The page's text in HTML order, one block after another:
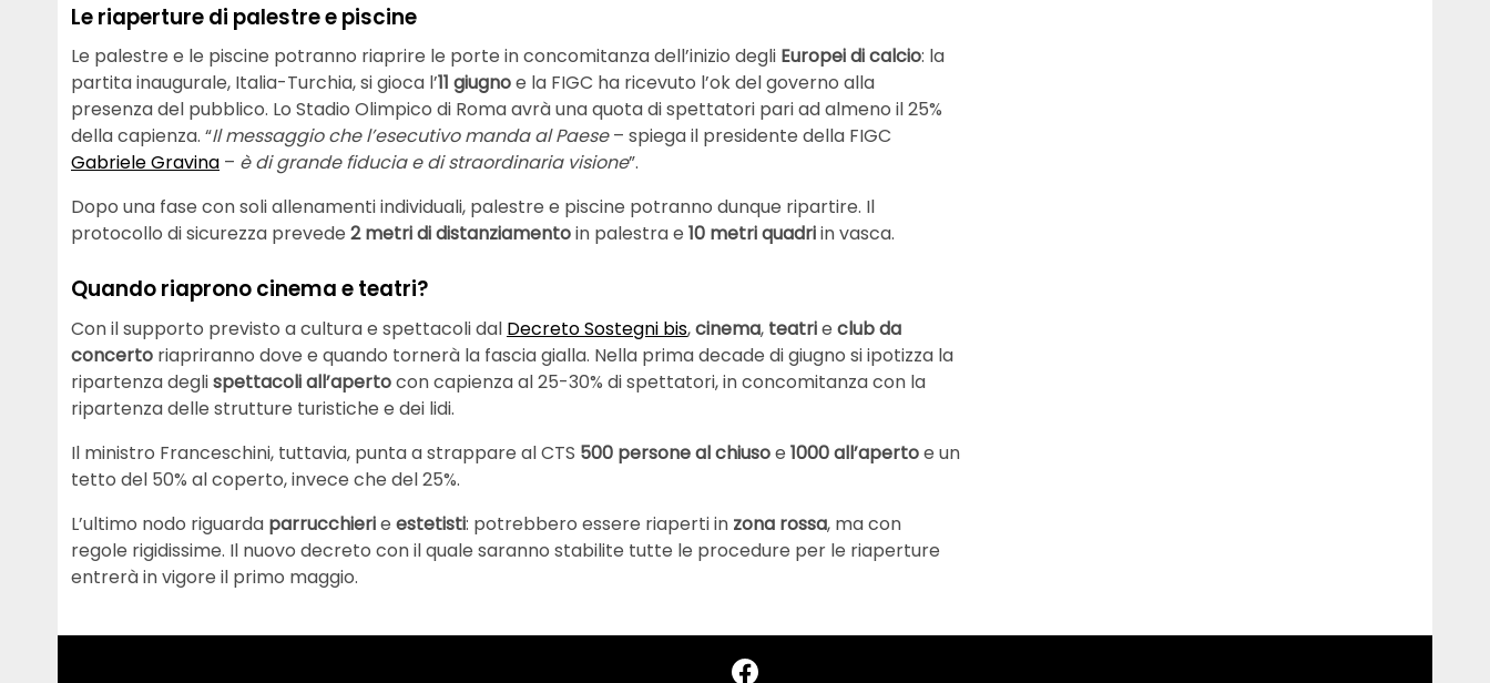
Le riaperture di palestre e piscine
Le palestre e le piscine potranno riaprire le porte in concomitanza dell’inizio degli Europei di calcio: la
partita inaugurale, Italia-Turchia, si gioca l’11 giugnoe la FIGC ha ricevuto l’ok del governo alla
presenza del pubblico. Lo Stadio Olimpico di Roma avrà una quota di spettatori pari ad almeno il 25%
della capienza. “Il messaggio che l’esecutivo manda al Paese– spiega il presidente della FIGC
Gabriele Gravina – è di grande fiducia e di straordinaria visione”.
Dopo una fase con soli allenamenti individuali, palestre e piscine potranno dunque ripartire. Il
protocollo di sicurezza prevede 2 metri di distanziamentoin palestra e 10 metri quadriin vasca.
Quando riaprono cinema e teatri?
Con il supporto previsto a cultura e spettacoli dal Decreto Sostegni bis,cinema, teatrie club da
concerto riapriranno dove e quando tornerà la fascia gialla. Nella prima decade di giugno si ipotizza la
ripartenza deglispettacoli all’apertocon capienza al 25-30% di spettatori, in concomitanza con la
ripartenza delle strutture turistiche e dei lidi.
Il ministro Franceschini, tuttavia, punta a strappare al CTS 500 persone al chiusoe 1000 all’apertoe un
tetto del 50% al coperto, invece che del 25%.
L’ultimo nodo riguarda parrucchierie estetisti: potrebbero essere riaperti in zona rossa, ma con
regole rigidissime. Il nuovo decreto con il quale saranno stabilite tutte le procedure per le riaperture
entrerà in vigore il primo maggio.